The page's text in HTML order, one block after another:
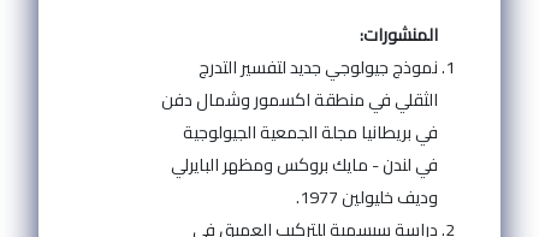
المنشورات:
نموذج جيولوجي جديد لتفسير التدرج
الثقلي في منطقة اكسمور وشمال دفن
في بريطانيا مجلة الجمعية الجيولوجية
في لندن - مايك بروكس ومظهر البايرلي
وديف خليولين 1977.
دراسة سيسمية للتركيب العميق في